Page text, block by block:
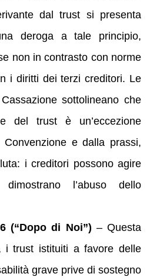
dal trust si presenta
deroga a tale principio,
non in contrasto con norme
i diritti dei terzi creditori. Le
sottolineano che
del trust è un’eccezione
Convenzione e dalla prassi,
i creditori possono agire
l’abuso dello
(“Dopo di Noi”) – Questa
i trust istituiti a favore delle
grave prive di sostegno